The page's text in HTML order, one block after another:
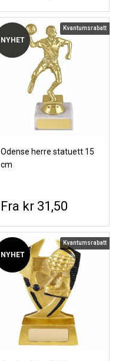
NYHET
Kvantumsrabatt
Odense herre statuett 15
cm
kr 31,50
NYHET
Kvantumsrabatt